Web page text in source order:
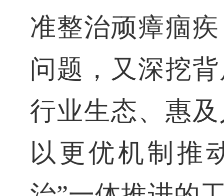
准整治顽瘴痼
问题，又深挖
行业生态、惠
以更优机制推